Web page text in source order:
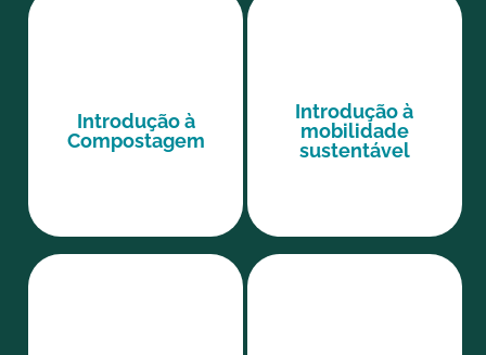
Introdução à
Compostagem
Introdução à
mobilidade
sustentável